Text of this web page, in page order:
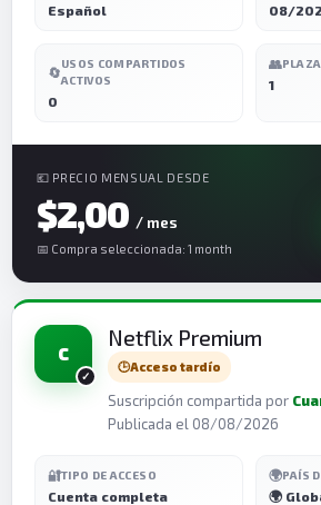
Español 08/
🔄
USOS COMPARTIDOS
ACTIVOS
0
👥
1
💶 PRECIO MENSUAL DESDE
$2,00 / mes
📅 Compra seleccionada: 1 month
C
Netflix Premium
🕒Acceso tardío
Suscripción compartida por
Publicada el 08/08/2026
🔐TIPO DE ACCESO
Cuenta completa
🌍PAÍS
🌍